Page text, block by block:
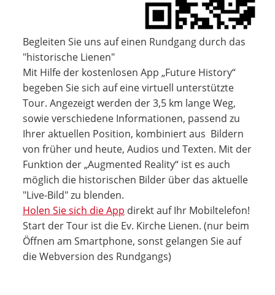
Begleiten Sie uns auf einen Rundgang durch das
"historische Lienen"
Mit Hilfe der kostenlosen App „Future History“
begeben Sie sich auf eine virtuell unterstützte
Tour. Angezeigt werden der 3,5 km lange Weg,
sowie verschiedene Informationen, passend zu
Ihrer aktuellen Position, kombiniert aus Bildern
von früher und heute, Audios und Texten. Mit der
Funktion der „Augmented Reality“ ist es auch
möglich die historischen Bilder über das aktuelle
"Live-Bild" zu blenden.
Holen Sie sich die App direkt auf Ihr Mobiltelefon!
Start der Tour ist die Ev. Kirche Lienen. (nur beim
Öffnen am Smartphone, sonst gelangen Sie auf
die Webversion des Rundgangs)